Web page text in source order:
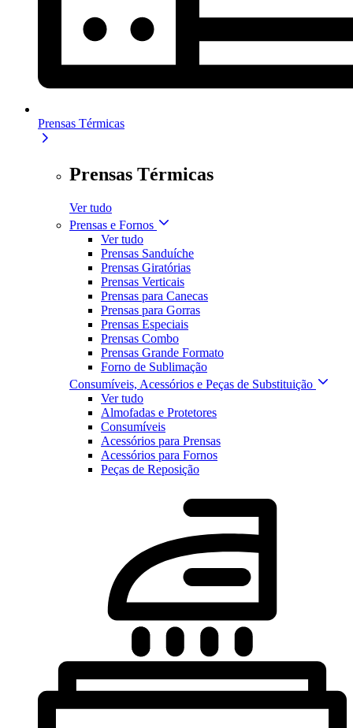
Prensas Térmicas
Prensas Térmicas
Ver tudo
Prensas e Fornos
Ver tudo
Prensas Sanduíche
Prensas Giratórias
Prensas Verticais
Prensas para Canecas
Prensas para Gorras
Prensas Especiais
Prensas Combo
Prensas Grande Formato
Forno de Sublimação
Consumíveis, Acessórios e Peças de Substituição
Ver tudo
Almofadas e Protetores
Consumíveis
Acessórios para Prensas
Acessórios para Fornos
Peças de Reposição